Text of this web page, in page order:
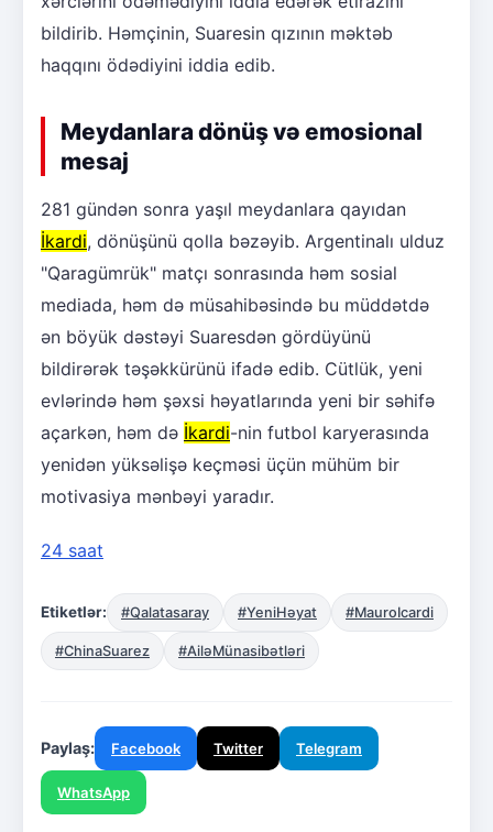
bildirib. Həmçinin, Suaresin qızının məktəb
haqqını ödədiyini iddia edib.
Meydanlara dönüş və emosional
mesaj
281 gündən sonra yaşıl meydanlara qayıdan
İkardi, dönüşünü qolla bəzəyib. Argentinalı ulduz
"Qaragümrük" matçı sonrasında həm sosial
mediada, həm də müsahibəsində bu müddətdə
ən böyük dəstəyi Suaresdən gördüyünü
bildirərək təşəkkürünü ifadə edib. Cütlük, yeni
evlərində həm şəxsi həyatlarında yeni bir səhifə
açarkən, həm də İkardi-nin futbol karyerasında
yenidən yüksəlişə keçməsi üçün mühüm bir
motivasiya mənbəyi yaradır.
24 saat
Etiketlər: #Qalatasaray #YeniHəyat #MauroIcardi
#ChinaSuarez #AiləMünasibətləri
Paylaş: Facebook Twitter Telegram
WhatsApp